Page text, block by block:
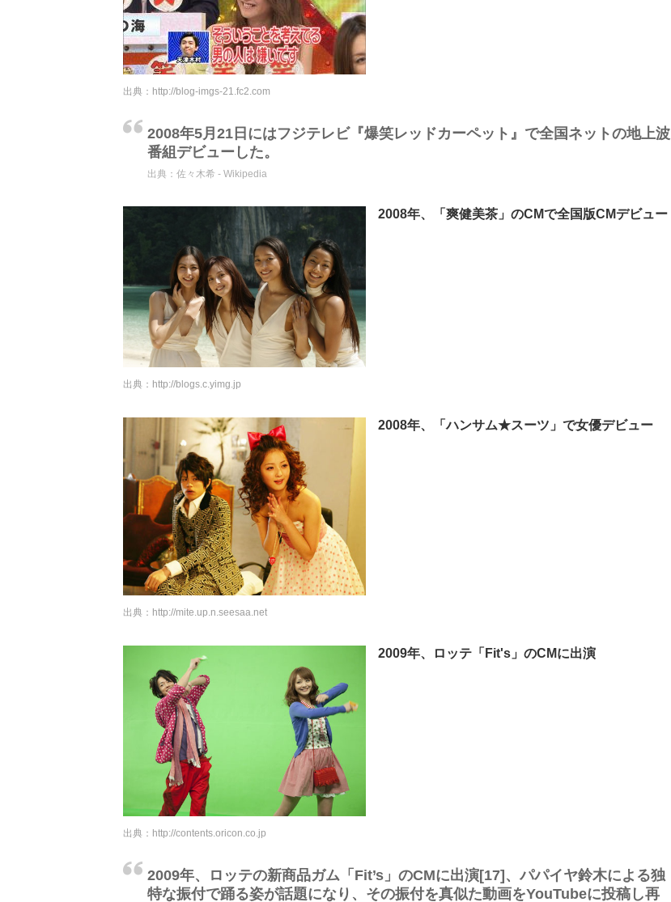
出典： http://blog-imgs-21.fc2.com
2008年5月21日にはフジテレビ『爆笑レッドカーペット』で全国ネットの地上波
番組デビューした。
出典： 佐々木希 - Wikipedia
2008年、「爽健美茶」のCMで全国版CMデビュー
出典： http://blogs.c.yimg.jp
2008年、「ハンサム★スーツ」で女優デビュー
出典： http://mite.up.n.seesaa.net
2009年、ロッテ「Fit's」のCMに出演
出典： http://contents.oricon.co.jp
2009年、ロッテの新商品ガム「Fit’s」のCMに出演[17]、パパイヤ鈴木による独
特な振付で踊る姿が話題になり、その振付を真似た動画をYouTubeに投稿し再